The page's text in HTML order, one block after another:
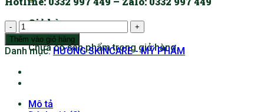
Giỏ hàng
Chưa có sản phẩm trong giỏ hàng.
SKINCARE
HƯƠNG
TRÀ
XANH
số
lượng
Thêm vào giỏ hàng
Danh mục: HƯƠNG SKINCARE - MỸ PHẨM
Mô tả